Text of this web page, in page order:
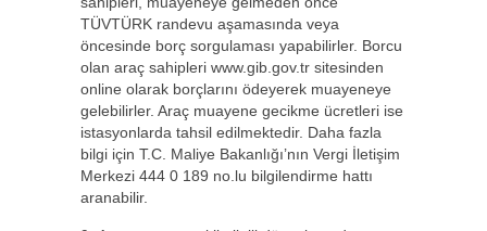
TÜVTÜRK randevu aşamasında veya
öncesinde borç sorgulaması yapabilirler. Borcu
olan araç sahipleri www.gib.gov.tr sitesinden
online olarak borçlarını ödeyerek muayeneye
gelebilirler. Araç muayene gecikme ücretleri ise
istasyonlarda tahsil edilmektedir. Daha fazla
bilgi için T.C. Maliye Bakanlığı’nın Vergi İletişim
Merkezi 444 0 189 no.lu bilgilendirme hattı
aranabilir.